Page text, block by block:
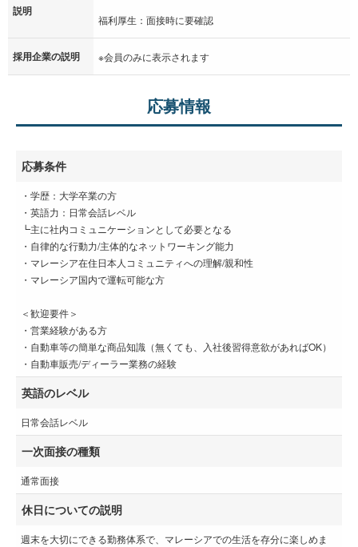
説明
福利厚生：面接時に要確認
採用企業の説明 ※会員のみに表示されます
応募情報
応募条件
・学歴：大学卒業の方
・英語力：日常会話レベル
┗主に社内コミュニケーションとして必要となる
・自律的な行動力/主体的なネットワーキング能力
・マレーシア在住日本人コミュニティへの理解/親和性
・マレーシア国内で運転可能な方
＜歓迎要件＞
・営業経験がある方
・自動車等の簡単な商品知識（無くても、入社後習得意欲があればOK）
・自動車販売/ディーラー業務の経験
英語のレベル
日常会話レベル
一次面接の種類
通常面接
休日についての説明
週末を大切にできる勤務体系で、マレーシアでの生活を存分に楽しめま